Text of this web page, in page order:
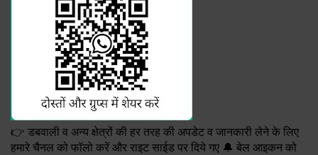
👉 डबवाली व अन्य क्षेत्रों की हर तरह की अपडेट व जानकारी लेने के लिए
हमारे चैनल को फॉलो करें और राइट साईड पर दिये गए 🔔 बेल आइकन को